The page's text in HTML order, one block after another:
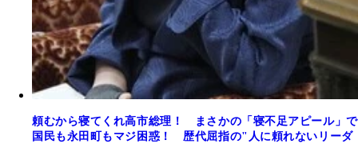
頼むから寝てくれ高市総理！ まさかの「寝不足アピール」で
国民も永田町もマジ困惑！ 歴代屈指の"人に頼れないリーダ